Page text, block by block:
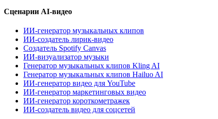
Сценарии AI-видео
ИИ-генератор музыкальных клипов
ИИ-создатель лирик-видео
Создатель Spotify Canvas
ИИ-визуализатор музыки
Генератор музыкальных клипов Kling AI
Генератор музыкальных клипов Hailuo AI
ИИ-генератор видео для YouTube
ИИ-генератор маркетинговых видео
ИИ-генератор короткометражек
ИИ-создатель видео для соцсетей